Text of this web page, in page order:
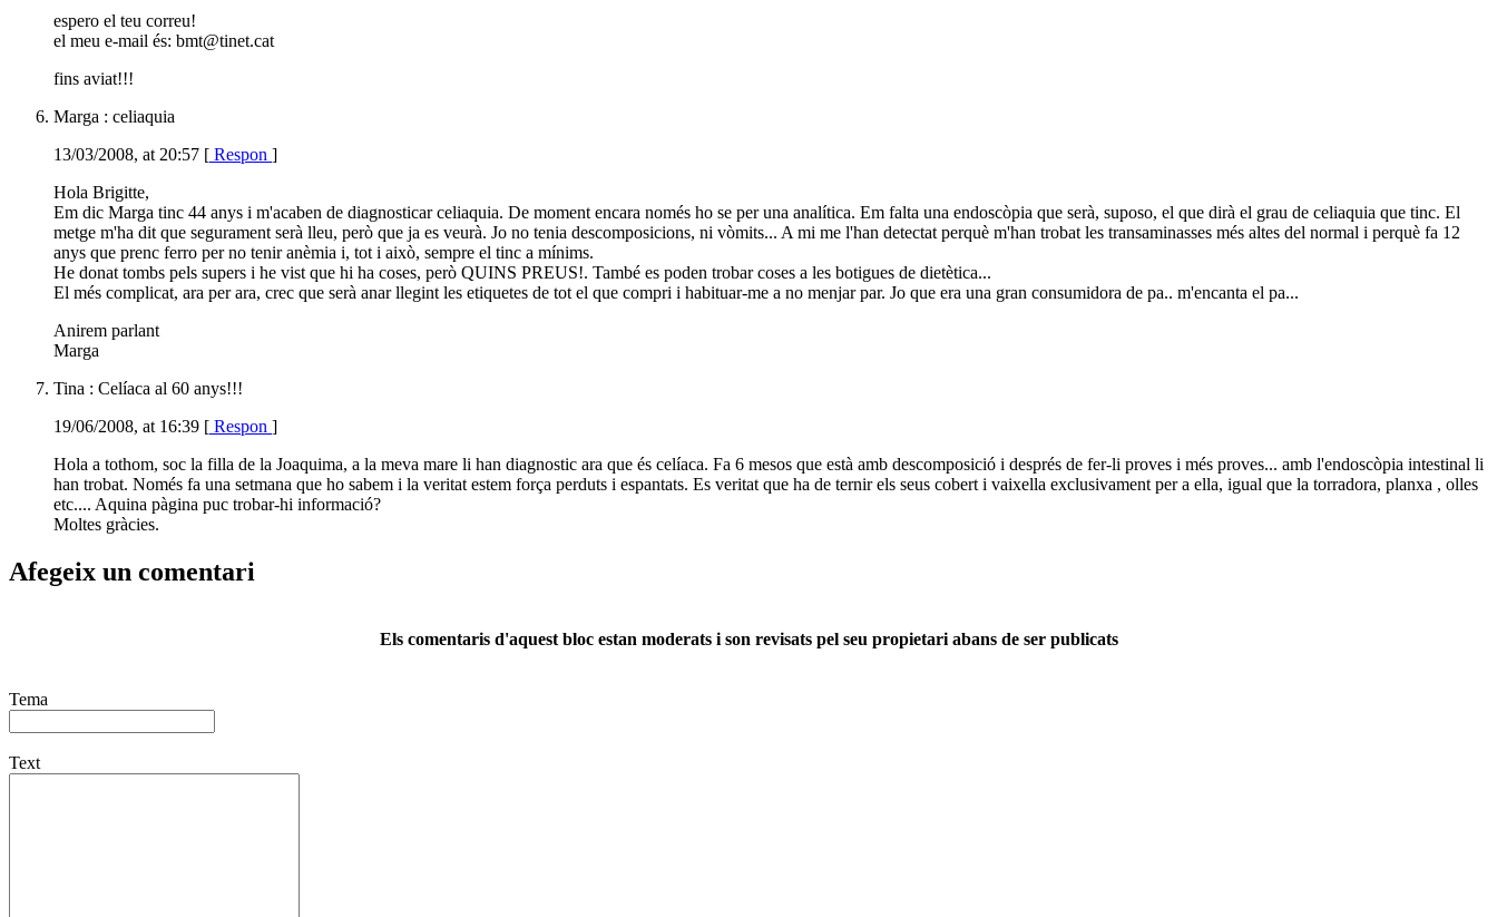
espero el teu correu!
el meu e-mail és: bmt@tinet.cat
fins aviat!!!
Marga : celiaquia
13/03/2008, at 20:57 [ Respon ]
Hola Brigitte,
Em dic Marga tinc 44 anys i m'acaben de diagnosticar celiaquia. De moment encara només ho se per una analítica. Em falta una endoscòpia que serà, suposo, el que dirà el grau de celiaquia que tinc. El
metge m'ha dit que segurament serà lleu, però que ja es veurà. Jo no tenia descomposicions, ni vòmits... A mi me l'han detectat perquè m'han trobat les transaminasses més altes del normal i perquè fa 12
anys que prenc ferro per no tenir anèmia i, tot i això, sempre el tinc a mínims.
He donat tombs pels supers i he vist que hi ha coses, però QUINS PREUS!. També es poden trobar coses a les botigues de dietètica...
El més complicat, ara per ara, crec que serà anar llegint les etiquetes de tot el que compri i habituar-me a no menjar par. Jo que era una gran consumidora de pa.. m'encanta el pa...
Anirem parlant
Marga
Tina : Celíaca al 60 anys!!!
19/06/2008, at 16:39 [ Respon ]
Hola a tothom, soc la filla de la Joaquima, a la meva mare li han diagnostic ara que és celíaca. Fa 6 mesos que està amb descomposició i després de fer-li proves i més proves... amb l'endoscòpia intestinal li
han trobat. Només fa una setmana que ho sabem i la veritat estem força perduts i espantats. Es veritat que ha de ternir els seus cobert i vaixella exclusivament per a ella, igual que la torradora, planxa , olles
etc.... Aquina pàgina puc trobar-hi informació?
Moltes gràcies.
Afegeix un comentari
Els comentaris d'aquest bloc estan moderats i son revisats pel seu propietari abans de ser publicats
Tema
Text